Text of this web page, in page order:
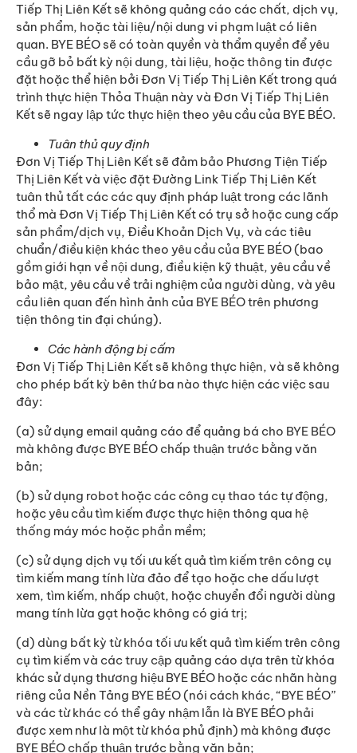
Tiếp Thị Liên Kết sẽ không quảng cáo các chất, dịch vụ,
sản phẩm, hoặc tài liệu/nội dung vi phạm luật có liên
quan. BYE BÉO sẽ có toàn quyền và thẩm quyền để yêu
cầu gỡ bỏ bất kỳ nội dung, tài liệu, hoặc thông tin được
đặt hoặc thể hiện bởi Đơn Vị Tiếp Thị Liên Kết trong quá
trình thực hiện Thỏa Thuận này và Đơn Vị Tiếp Thị Liên
Kết sẽ ngay lập tức thực hiện theo yêu cầu của BYE BÉO.
Tuân thủ quy định
Đơn Vị Tiếp Thị Liên Kết sẽ đảm bảo Phương Tiện Tiếp
Thị Liên Kết và việc đặt Đường Link Tiếp Thị Liên Kết
tuân thủ tất các các quy định pháp luật trong các lãnh
thổ mà Đơn Vị Tiếp Thị Liên Kết có trụ sở hoặc cung cấp
sản phẩm/dịch vụ, Điều Khoản Dịch Vụ, và các tiêu
chuẩn/điều kiện khác theo yêu cầu của BYE BÉO (bao
gồm giới hạn về nội dung, điều kiện kỹ thuật, yêu cầu về
bảo mật, yêu cầu về trải nghiệm của người dùng, và yêu
cầu liên quan đến hình ảnh của BYE BÉO trên phương
tiện thông tin đại chúng).
Các hành động bị cấm
Đơn Vị Tiếp Thị Liên Kết sẽ không thực hiện, và sẽ không
cho phép bất kỳ bên thứ ba nào thực hiện các việc sau
đây:
(a) sử dụng email quảng cáo để quảng bá cho BYE BÉO
mà không được BYE BÉO chấp thuận trước bằng văn
bản;
(b) sử dụng robot hoặc các công cụ thao tác tự động,
hoặc yêu cầu tìm kiếm được thực hiện thông qua hệ
thống máy móc hoặc phần mềm;
(c) sử dụng dịch vụ tối ưu kết quả tìm kiếm trên công cụ
tìm kiếm mang tính lừa đảo để tạo hoặc che dấu lượt
xem, tìm kiếm, nhấp chuột, hoặc chuyển đổi người dùng
mang tính lừa gạt hoặc không có giá trị;
(d) dùng bất kỳ từ khóa tối ưu kết quả tìm kiếm trên công
cụ tìm kiếm và các truy cập quảng cáo dựa trên từ khóa
khác sử dụng thương hiệu BYE BÉO hoặc các nhãn hàng
riêng của Nền Tảng BYE BÉO (nói cách khác, “BYE BÉO”
và các từ khác có thể gây nhậm lẫn là BYE BÉO phải
được xem như là một từ khóa phủ định) mà không được
BYE BÉO chấp thuận trước bằng văn bản;